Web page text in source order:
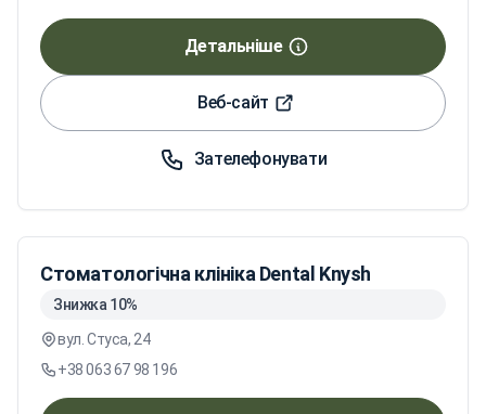
Детальніше
Веб-сайт
Зателефонувати
Стоматологічна клініка Dental Knysh
Знижка 10%
вул. Стуса, 24
+38 063 67 98 196